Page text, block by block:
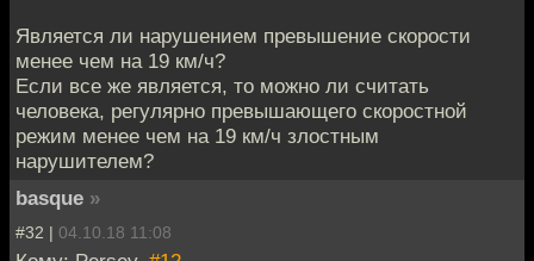
Является ли нарушением превышение скорости
менее чем на 19 км/ч?
Если все же является, то можно ли считать
человека, регулярно превышающего скоростной
режим менее чем на 19 км/ч злостным
нарушителем?
basque »
#32 | 04.10.18 11:08